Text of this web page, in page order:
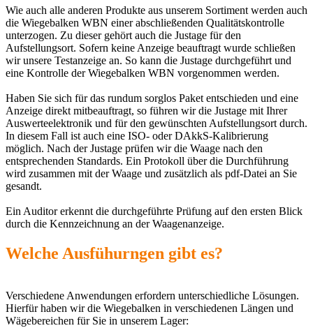
Wie auch alle anderen Produkte aus unserem Sortiment werden auch
die Wiegebalken WBN einer abschließenden Qualitätskontrolle
unterzogen. Zu dieser gehört auch die Justage für den
Aufstellungsort. Sofern keine Anzeige beauftragt wurde schließen
wir unsere Testanzeige an. So kann die Justage durchgeführt und
eine Kontrolle der Wiegebalken WBN vorgenommen werden.
Haben Sie sich für das rundum sorglos Paket entschieden und eine
Anzeige direkt mitbeauftragt, so führen wir die Justage mit Ihrer
Auswerteelektronik und für den gewünschten Aufstellungsort durch.
In diesem Fall ist auch eine ISO- oder DAkkS-Kalibrierung
möglich. Nach der Justage prüfen wir die Waage nach den
entsprechenden Standards. Ein Protokoll über die Durchführung
wird zusammen mit der Waage und zusätzlich als pdf-Datei an Sie
gesandt.
Ein Auditor erkennt die durchgeführte Prüfung auf den ersten Blick
durch die Kennzeichnung an der Waagenanzeige.
Welche Ausfühurngen gibt es?
Verschiedene Anwendungen erfordern unterschiedliche Lösungen.
Hierfür haben wir die Wiegebalken in verschiedenen Längen und
Wägebereichen für Sie in unserem Lager: